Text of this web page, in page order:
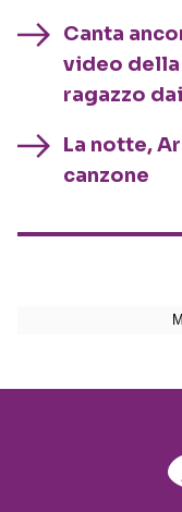
Canta
video della
ragazzo
La notte,
canzone